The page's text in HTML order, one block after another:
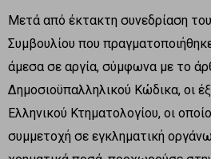
Μετά από έκτακτη συνεδρίαση του
Συμβουλίου που
άμεσα σε αργία, σύμφωνα με το
Δημοσιοϋπαλληλικού Κώδικα, οι
Ελληνικού Κτηματολογίου, οι
συμμετοχή σε εγκληματική